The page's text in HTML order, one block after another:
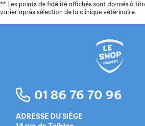
** Les points de fidélité affichés sont donnés à
varier après sélection de la clinique vétérinaire.
01 86 76 70 96
ADRESSE DU SIÈGE